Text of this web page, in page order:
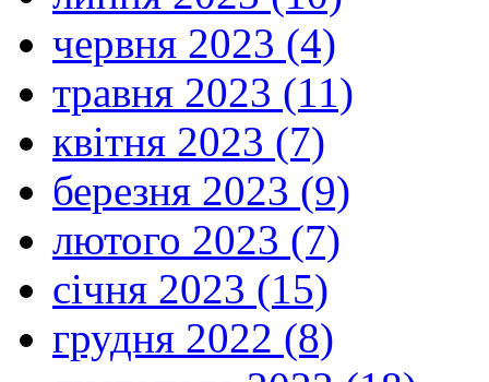
червня 2023 (4)
травня 2023 (11)
квітня 2023 (7)
березня 2023 (9)
лютого 2023 (7)
січня 2023 (15)
грудня 2022 (8)